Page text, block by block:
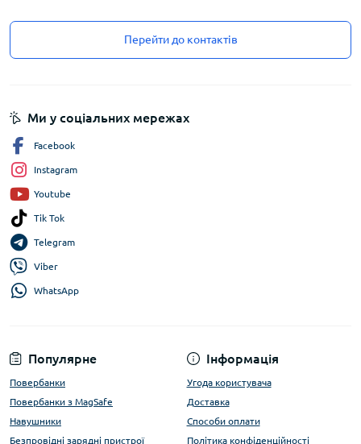
Перейти до контактів
Популярне
Повербанки
Повербанки з MagSafe
Навушники
Безпровідні зарядні пристрої
Інформація
Угода користувача
Доставка
Способи оплати
Політика конфіденційності
Ми у соціальних мережах
Facebook
Instagram
Youtube
Tik Tok
Telegram
Viber
WhatsApp